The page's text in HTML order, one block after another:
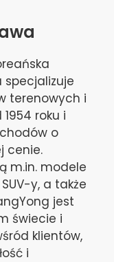
terenowych i
roku i
o
cenie.
m.in. modele
y, a także
jest
świecie i
klientów,
i